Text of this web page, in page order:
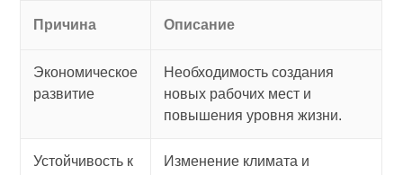
Причина Описание
Экономическое
развитие
Необходимость создания
новых рабочих мест и
повышения уровня жизни.
Устойчивость к
Изменение климата и